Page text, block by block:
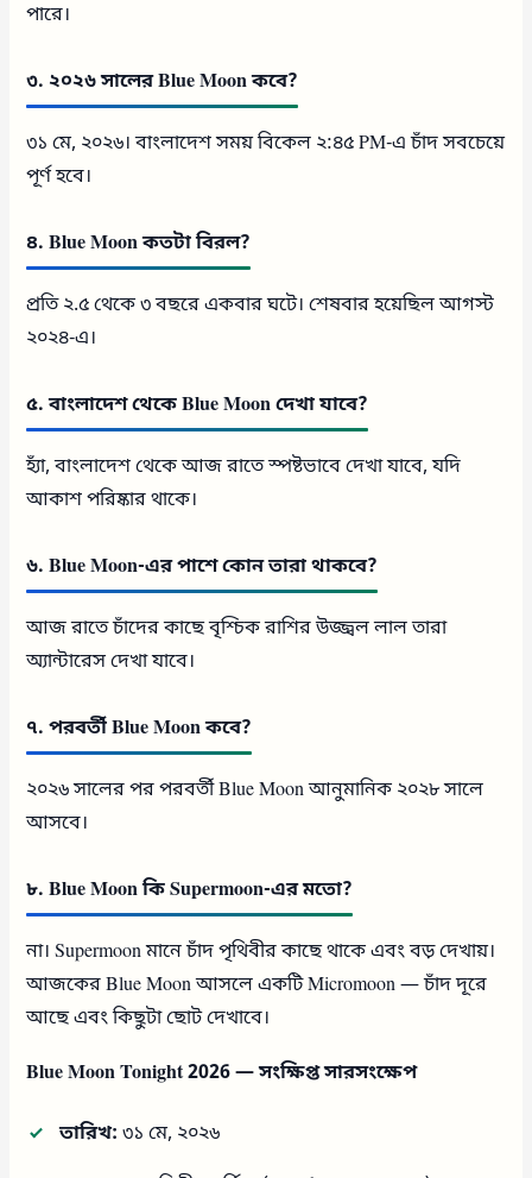
পারে।
৩. ২০২৬ সালের Blue Moon কবে?
৩১ মে, ২০২৬। বাংলাদেশ সময় বিকেল ২:৪৫ PM-এ চাঁদ সবচেয়ে
পূর্ণ হবে।
৪. Blue Moon কতটা বিরল?
প্রতি ২.৫ থেকে ৩ বছরে একবার ঘটে। শেষবার হয়েছিল আগস্ট
২০২৪-এ।
৫. বাংলাদেশ থেকে Blue Moon দেখা যাবে?
হ্যাঁ, বাংলাদেশ থেকে আজ রাতে স্পষ্টভাবে দেখা যাবে, যদি
আকাশ পরিষ্কার থাকে।
৬. Blue Moon-এর পাশে কোন তারা থাকবে?
আজ রাতে চাঁদের কাছে বৃশ্চিক রাশির উজ্জ্বল লাল তারা
অ্যান্টারেস দেখা যাবে।
৭. পরবর্তী Blue Moon কবে?
২০২৬ সালের পর পরবর্তী Blue Moon আনুমানিক ২০২৮ সালে
আসবে।
৮. Blue Moon কি Supermoon-এর মতো?
না। Supermoon মানে চাঁদ পৃথিবীর কাছে থাকে এবং বড় দেখায়।
আজকের Blue Moon আসলে একটি Micromoon — চাঁদ দূরে
আছে এবং কিছুটা ছোট দেখাবে।
Blue Moon Tonight 2026 — সংক্ষিপ্ত সারসংক্ষেপ
তারিখ: ৩১ মে, ২০২৬